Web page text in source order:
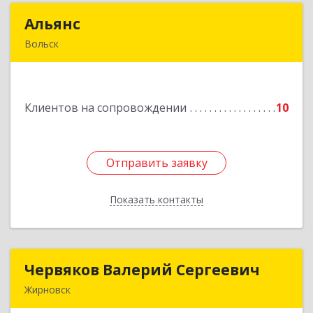
Альянс
Вольск
Клиентов на сопровождении 10
Отправить заявку
Показать контакты
Подробнее
Отправить заявку
Назад
Червяков Валерий Сергеевич
Жирновск
Червяков Валерий Сергеевич